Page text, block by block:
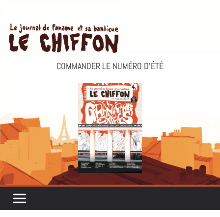
contenu
COMMANDER LE NUMÉRO D’ÉTÉ